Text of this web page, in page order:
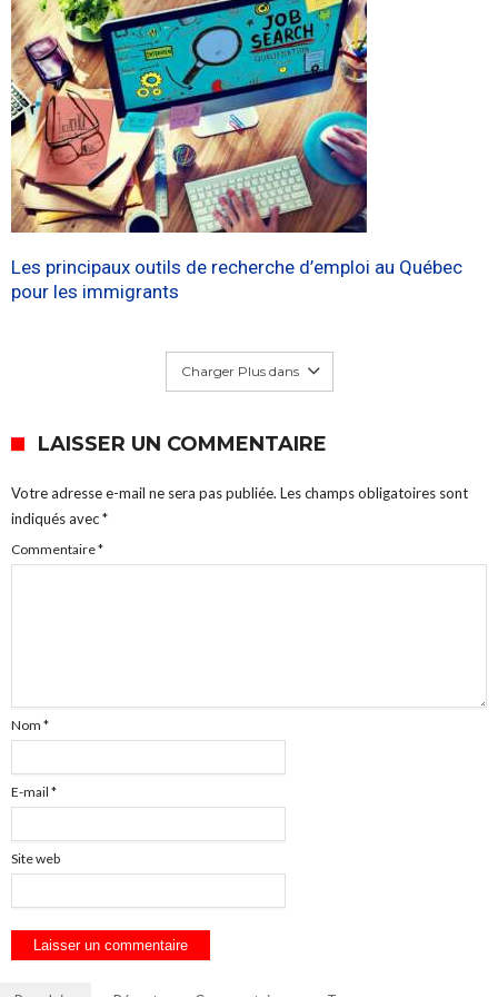
Les principaux outils de recherche d’emploi au Québec
pour les immigrants
Charger Plus dans
LAISSER UN COMMENTAIRE
Votre adresse e-mail ne sera pas publiée. Les champs obligatoires sont
indiqués avec*
Commentaire*
Nom *
E-mail *
Site web